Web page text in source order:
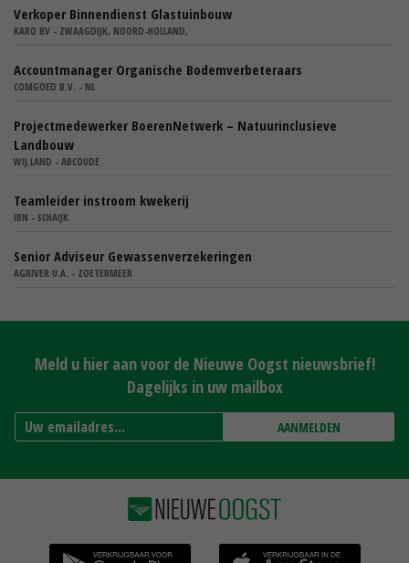
Verkoper Binnendienst Glastuinbouw
KARO BV - ZWAAGDIJK, NOORD-HOLLAND,
Accountmanager Organische Bodemverbeteraars
COMGOED B.V. - NL
Projectmedewerker BoerenNetwerk – Natuurinclusieve
Landbouw
WIJ.LAND - ABCOUDE
Teamleider instroom kwekerij
IBN - SCHAIJK
Senior Adviseur Gewassenverzekeringen
AGRIVER U.A. - ZOETERMEER
Meld u hier aan voor de Nieuwe Oogst nieuwsbrief!
Dagelijks in uw mailbox
AANMELDEN